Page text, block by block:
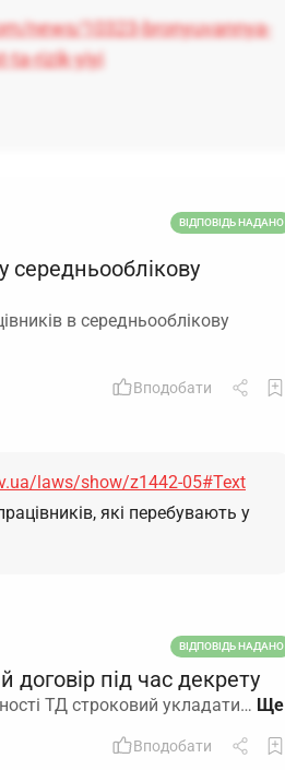
news/10323-bronyuvannya-
ta-rizik-yiyi
ВІДПОВІДЬ НАДАНО
середньооблікову
в середньооблікову
Вподобати
laws/show/z1442-05#Text
які перебувають у
ВІДПОВІДЬ НАДАНО
договір під час декрету
ТД строковий укладати…
Вподобати